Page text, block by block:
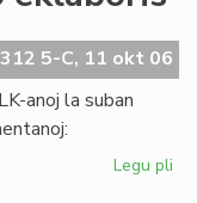
en
5-C, 11 okt 06
anoj la suban
Legu pli